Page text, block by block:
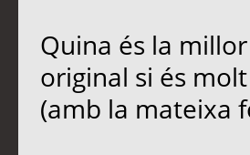
Quina és la
original si és
(amb la mateixa